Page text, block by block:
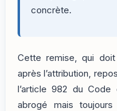
concrète.
Cette remise, qui
après l’attribution,
l’article 982 du Code
abrogé mais